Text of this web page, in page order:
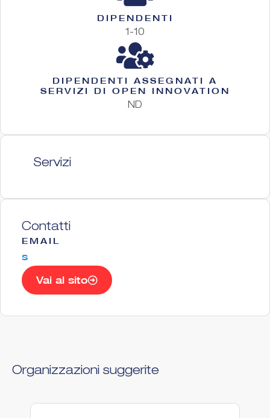
DIPENDENTI
1-10
DIPENDENTI ASSEGNATI A
SERVIZI DI OPEN INNOVATION
ND
Servizi
Contatti
EMAIL
s
Vai al sito
Organizzazioni suggerite